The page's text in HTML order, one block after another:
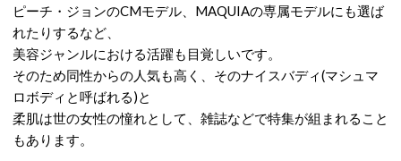
ピーチ・ジョンのCMモデル、MAQUIAの専属モデルにも選ば
れたりするなど、
美容ジャンルにおける活躍も目覚しいです。
そのため同性からの人気も高く、そのナイスバディ(マシュマ
ロボディと呼ばれる)と
柔肌は世の女性の憧れとして、雑誌などで特集が組まれること
もあります。